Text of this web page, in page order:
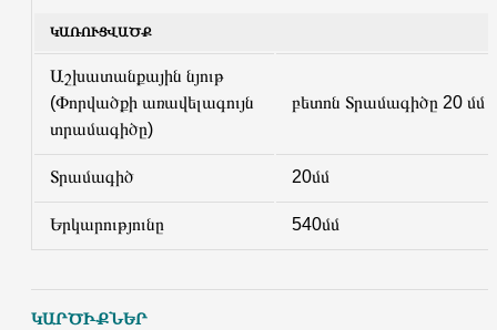
ԿԱՌՈՒՑՎԱԾՔ
Աշխատանքային նյութ
(Փորվածքի առավելագույն
տրամագիծը)
բետոն Տրամագիծը 20 մմ
Տրամագիծ 20մմ
Երկարությունը 540մմ
ԿԱՐԾԻՔՆԵՐ